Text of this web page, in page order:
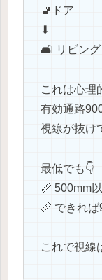
🚽ドア
⬇
🛋 リビング
これは心理
有効通路
視線が抜け
最低でも👇
📏 500mm
📏 できれ
これで視線